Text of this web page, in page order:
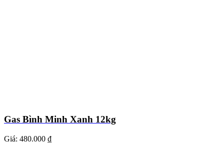
Gas Bình Minh Xanh 12kg
Giá: 480.000 ₫